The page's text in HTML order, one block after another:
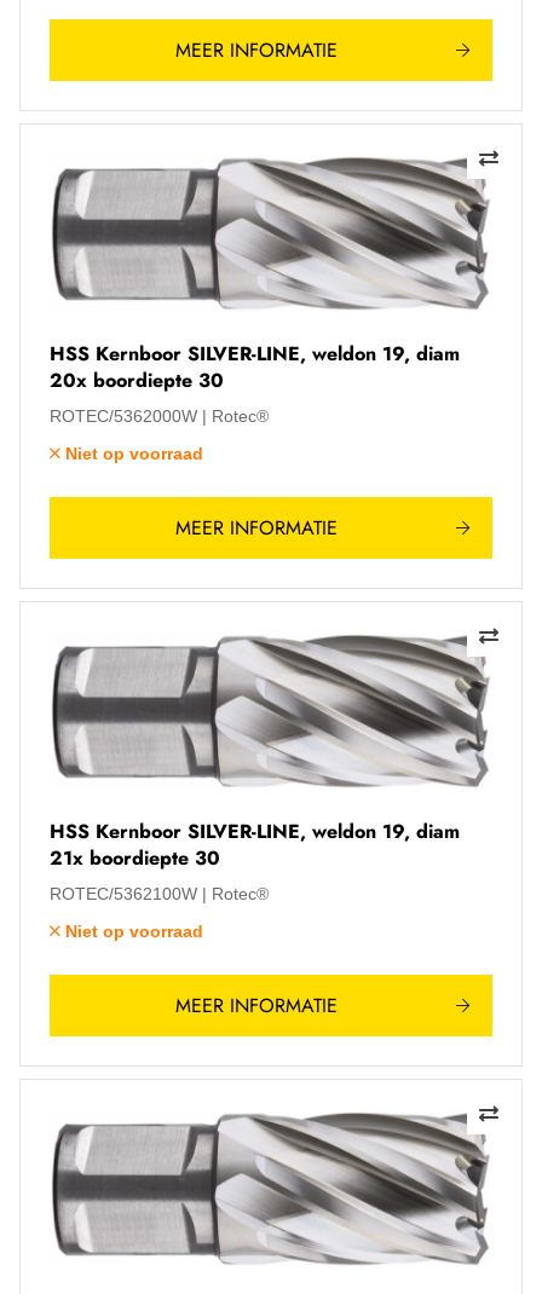
MEER INFORMATIE
HSS Kernboor SILVER-LINE, weldon 19, diam
20x boordiepte 30
ROTEC/5362000W
Rotec®
Niet op voorraad
MEER INFORMATIE
HSS Kernboor SILVER-LINE, weldon 19, diam
21x boordiepte 30
ROTEC/5362100W
Rotec®
Niet op voorraad
MEER INFORMATIE